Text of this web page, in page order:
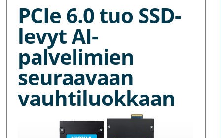
PCIe 6.0 tuo SSD-
levyt AI-
palvelimien
seuraavaan
vauhtiluokkaan